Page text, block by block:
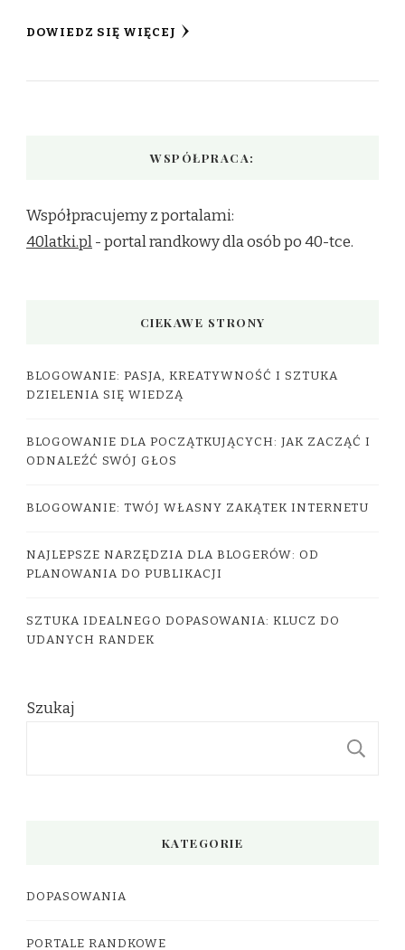
DOWIEDZ SIĘ WIĘCEJ
WSPÓŁPRACA:
Współpracujemy z portalami:
40latki.pl- portal randkowy dla osób po 40-tce.
CIEKAWE STRONY
BLOGOWANIE: PASJA, KREATYWNOŚĆ I SZTUKA
DZIELENIA SIĘ WIEDZĄ
BLOGOWANIE DLA POCZĄTKUJĄCYCH: JAK ZACZĄĆ I
ODNALEŹĆ SWÓJ GŁOS
BLOGOWANIE: TWÓJ WŁASNY ZAKĄTEK INTERNETU
NAJLEPSZE NARZĘDZIA DLA BLOGERÓW: OD
PLANOWANIA DO PUBLIKACJI
SZTUKA IDEALNEGO DOPASOWANIA: KLUCZ DO
UDANYCH RANDEK
Szukaj
KATEGORIE
DOPASOWANIA
PORTALE RANDKOWE